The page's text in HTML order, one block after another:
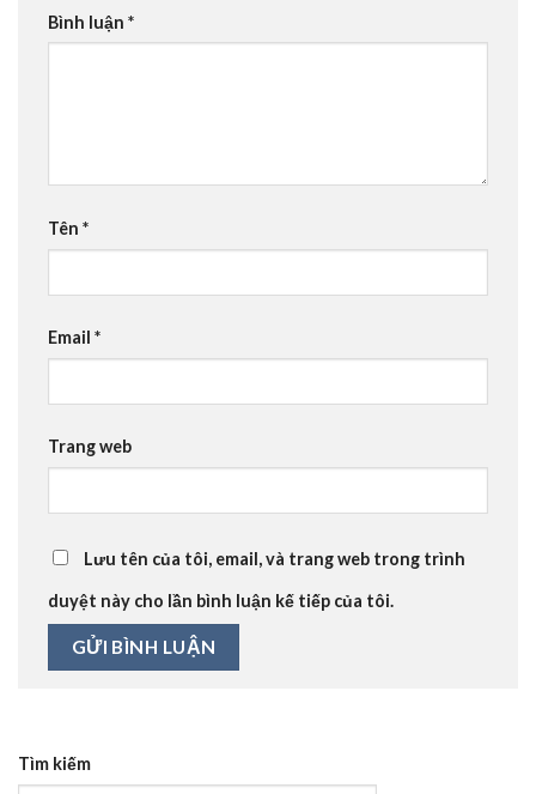
Bình luận *
Tên *
Email *
Trang web
Lưu tên của tôi, email, và trang web trong trình
duyệt này cho lần bình luận kế tiếp của tôi.
Tìm kiếm